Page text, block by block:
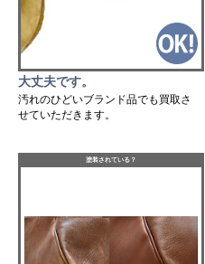
大丈夫です。
汚れのひどいブランド品でも買取さ
せていただきます。
塗装されている？